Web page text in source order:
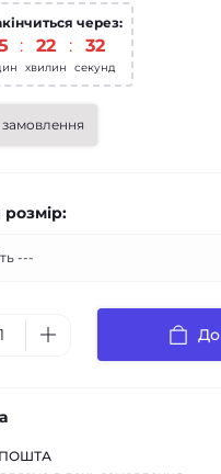
через:
: 22
хвилин
: 31
секунд